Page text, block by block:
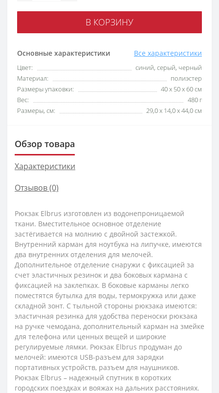
Основные характеристики Все характеристики
Цвет:
синий, серый, черный
Материал:
полиэстер
Размеры упаковки:
40 x 50 x 60 см
Вес:
480 г
Размеры, см:
29,0 х 14,0 х 44,0 см
В КОРЗИНУ
Обзор товара
Характеристики
Отзывов (0)
Рюкзак Elbrus изготовлен из водонепроницаемой
ткани. Вместительное основное отделение
застёгивается на молнию с двойной застежкой.
Внутренний карман для ноутбука на липучке, имеются
два внутренних отделения для мелочей.
Дополнительное отделение снаружи с фиксацией за
счет эластичных резинок и два боковых кармана с
фиксацией на заклепках. В боковые карманы легко
поместятся бутылка для воды, термокружка или даже
складной зонт. С тыльной стороны рюкзака имеются:
эластичная резинка для удобства переноски рюкзака
на ручке чемодана, дополнительный карман на змейке
для телефона или ценных вещей и широкие
регулируемые лямки. Рюкзак Elbrus продуман до
мелочей: имеются USB-разъем для зарядки
портативных устройств, разъем для наушников.
Рюкзак Elbrus – надежный спутник в коротких
городских поездках и вояжах на дальних расстояниях.